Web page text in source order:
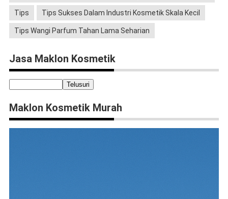
Tips Tips Sukses Dalam Industri Kosmetik Skala Kecil
Tips Wangi Parfum Tahan Lama Seharian
Jasa Maklon Kosmetik
Maklon Kosmetik Murah